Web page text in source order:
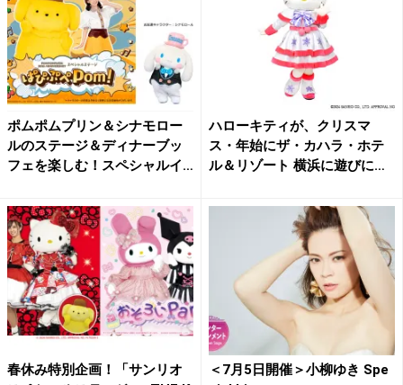
ポムポムプリン＆シナモロー
ルのステージ＆ディナーブッ
フェを楽しむ！スペシャルイ
ハローキティが、クリスマ
ス・年始にザ・カハラ・ホテ
ル＆リゾート 横浜に遊びにき
春休み特別企画！「サンリオ
＜7月5日開催＞小柳ゆき Spe